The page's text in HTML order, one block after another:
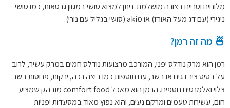
מלוחים וטריים בצורה מושלמת. ניתן למצוא סושי במגוון גרסאות, כמו סושי
ניגירי (עם דג מעל האורז) או מaki (סושי בגליל עם נורי).
🍜 מה זה רמן?
רמן הוא מרק נודלס יפני, המורכב מרצועות נודלס חמים במרק עשיר, לרוב
על בסיס ציר דגים או בשר, עם תוספות כמו ביצה רכה, ירקות, פרוסות בשר
צלוי ואלמנטים נוספים. הרמן הוא מאכל comfort food מובהק שמציע
חום, עשירות טעמים ומרקם נעים, והוא נפוץ מאוד במסעדות יפניות